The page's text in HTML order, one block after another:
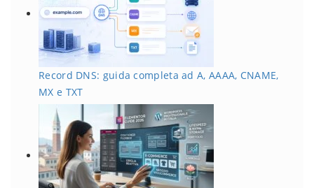
Record DNS: guida completa ad A, AAAA, CNAME,
MX e TXT